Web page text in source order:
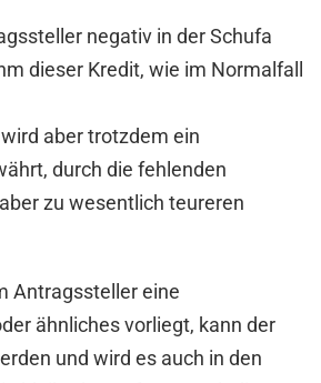
negativ in der Schufa
dieser Kredit, wie im Normalfall
aber trotzdem ein
durch die fehlenden
zu wesentlich teureren
Antragssteller eine
ähnliches vorliegt, kann der
und wird es auch in den